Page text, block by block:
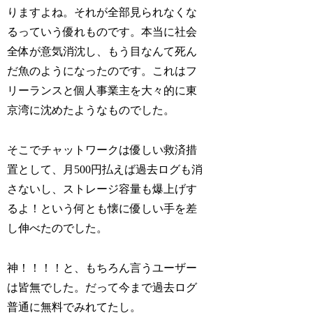
りますよね。それが全部見られなくな
るっていう優れものです。本当に社会
全体が意気消沈し、もう目なんて死ん
だ魚のようになったのです。これはフ
リーランスと個人事業主を大々的に東
京湾に沈めたようなものでした。
そこでチャットワークは優しい救済措
置として、月500円払えば過去ログも消
さないし、ストレージ容量も爆上げす
るよ！という何とも懐に優しい手を差
し伸べたのでした。
神！！！！と、もちろん言うユーザー
は皆無でした。だって今まで過去ログ
普通に無料でみれてたし。